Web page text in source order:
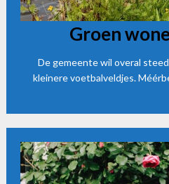
Groen
De gemeente wil overal
kleinere voetbalveldjes.